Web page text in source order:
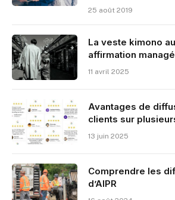
25 août 2019
La veste kimono
affirmation
11 avril 2025
Avantages de
clients sur
13 juin 2025
Comprendre les
d’AIPR